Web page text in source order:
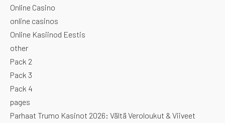
Online Casino
online casinos
Online Kasiinod Eestis
other
Pack 2
Pack 3
Pack 4
pages
Parhaat Trumo Kasinot 2026: Vältä Veroloukut & Viiveet